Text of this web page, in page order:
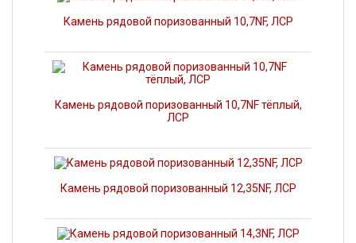
Камень рядовой поризованный 10,7NF, ЛСР
Камень рядовой поризованный 10,7NF тёплый,
ЛСР
Камень рядовой поризованный 12,35NF, ЛСР